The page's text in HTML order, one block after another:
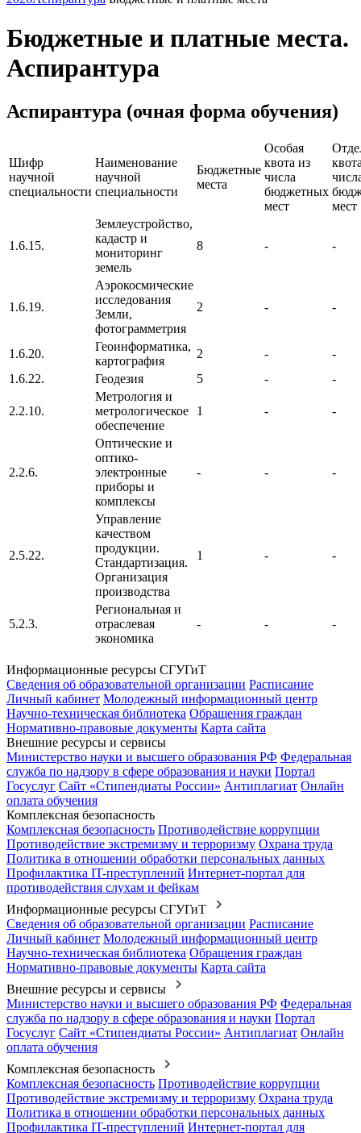
Бюджетные и платные места.
Аспирантура
Аспирантура (очная форма обучения)
Шифр
научной
специальности
Наименование
научной
специальности
Бюджетные
места
Особая
квота из
числа
бюджетных
мест
мест
1.6.15.
Землеустройство,
кадастр и
мониторинг
земель
8 - -
1.6.19.
Аэрокосмические
исследования
Земли,
фотограмметрия
2 - -
1.6.20.
Геоинформатика,
картография
2 -
-
1.6.22.
Геодезия 5 - -
2.2.10.
Метрология и
метрологическое
обеспечение
1 - -
2.2.6.
Оптические и
оптико-
электронные
приборы и
комплексы
- - -
2.5.22.
Управление
качеством
продукции.
Стандартизация.
Организация
производства
1 - -
5.2.3.
Региональная и
отраслевая
экономика
- - -
Информационные ресурсы СГУГиТ
Сведения об образовательной организации Расписание
Личный кабинет Молодежный информационный центр
Научно-техническая библиотека Обращения граждан
Нормативно-правовые документы Карта сайта
Внешние ресурсы и сервисы
Министерство науки и высшего образования РФ Федеральная
служба по надзору в сфере образования и науки Портал
Госуслуг Сайт «Стипендиаты России» Антиплагиат Онлайн
оплата обучения
Комплексная безопасность
Комплексная безопасность Противодействие коррупции
Противодействие экстремизму и терроризму Охрана труда
Политика в отношении обработки персональных данных
Профилактика IT-преступлений Интернет-портал для
противодействия слухам и фейкам
Информационные ресурсы СГУГиТ
Сведения об образовательной организации Расписание
Личный кабинет Молодежный информационный центр
Научно-техническая библиотека Обращения граждан
Нормативно-правовые документы Карта сайта
Внешние ресурсы и сервисы
Министерство науки и высшего образования РФ Федеральная
служба по надзору в сфере образования и науки Портал
Госуслуг Сайт «Стипендиаты России» Антиплагиат Онлайн
оплата обучения
Комплексная безопасность
Комплексная безопасность Противодействие коррупции
Противодействие экстремизму и терроризму Охрана труда
Политика в отношении обработки персональных данных
Профилактика IT-преступлений Интернет-портал для